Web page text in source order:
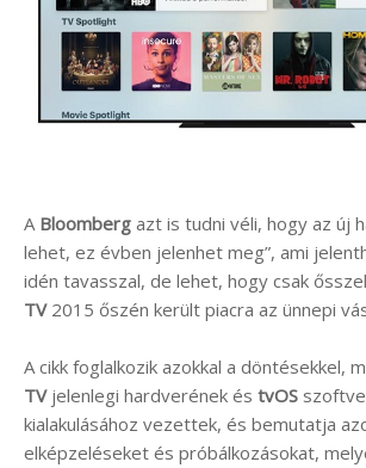
A Bloomberg azt is tudni véli, hogy az új
lehet, ez évben jelenhet meg”, ami
idén tavasszal, de lehet, hogy csak
TV2015 őszén került piacra az ünnepi
A cikk foglalkozik azokkal a döntésekkel,
TVjelenlegi hardverének és tvOS
kialakulásához vezettek, és bemutatja
elképzeléseket és próbálkozásokat,